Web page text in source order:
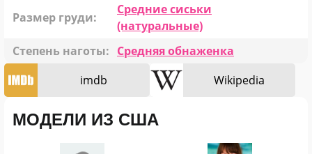
Размер груди:
Средние сиськи
(натуральные)
Степень наготы: Средняя обнаженка
imdb
Wikipedia
МОДЕЛИ ИЗ США